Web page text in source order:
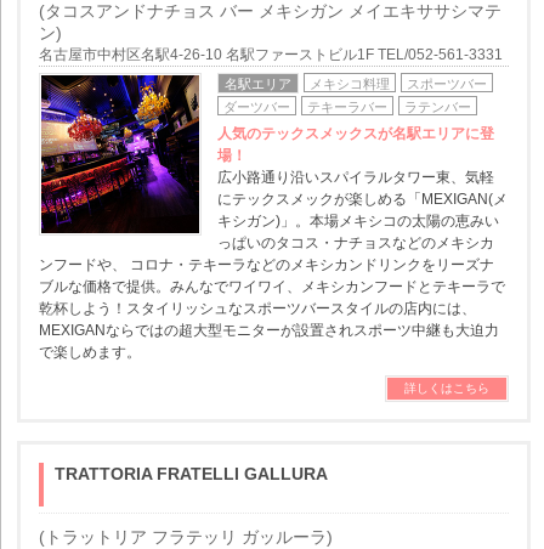
(タコスアンドナチョス バー メキシガン メイエキササシマテ
ン)
名古屋市中村区名駅4-26-10 名駅ファーストビル1F TEL/052-561-3331
名駅エリア メキシコ料理
スポーツバー
ダーツバー
テキーラバー ラテンバー
人気のテックスメックスが名駅エリアに登
場！
広小路通り沿いスパイラルタワー東、気軽
にテックスメックが楽しめる「MEXIGAN(メ
キシガン)」。本場メキシコの太陽の恵みい
っぱいのタコス・ナチョスなどのメキシカ
ンフードや、 コロナ・テキーラなどのメキシカンドリンクをリーズナ
ブルな価格で提供。みんなでワイワイ、メキシカンフードとテキーラで
乾杯しよう！スタイリッシュなスポーツバースタイルの店内には、
MEXIGANならではの超大型モニターが設置されスポーツ中継も大迫力
で楽しめます。
詳しくはこちら
TRATTORIA FRATELLI GALLURA
(トラットリア フラテッリ ガッルーラ)